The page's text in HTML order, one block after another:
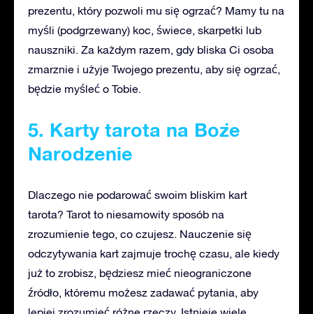
prezentu, który pozwoli mu się ogrzać? Mamy tu na
myśli (podgrzewany) koc, świece, skarpetki lub
nauszniki. Za każdym razem, gdy bliska Ci osoba
zmarznie i użyje Twojego prezentu, aby się ogrzać,
będzie myśleć o Tobie.
5. Karty tarota na Boże
Narodzenie
Dlaczego nie podarować swoim bliskim kart
tarota? Tarot to niesamowity sposób na
zrozumienie tego, co czujesz. Nauczenie się
odczytywania kart zajmuje trochę czasu, ale kiedy
już to zrobisz, będziesz mieć nieograniczone
źródło, któremu możesz zadawać pytania, aby